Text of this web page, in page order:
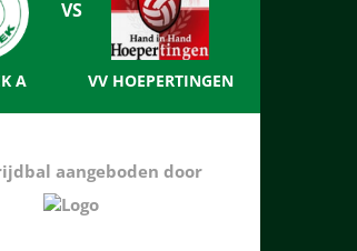
A VV HOEPERTINGEN
aangeboden door